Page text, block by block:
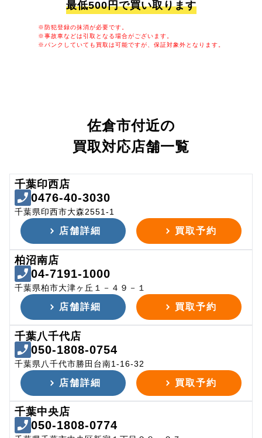
最低500円で買い取ります
※防犯登録の抹消が必要です。
※事故車などは引取となる場合がございます。
※パンクしていても買取は可能ですが、保証対象外となります。
佐倉市付近の
買取対応店舗一覧
千葉印西店
0476-40-3030
千葉県印西市大森2551-1
店舗詳細 買取予約
柏沼南店
04-7191-1000
千葉県柏市大津ヶ丘１－４９－１
店舗詳細 買取予約
千葉八千代店
050-1808-0754
千葉県八千代市勝田台南1-16-32
店舗詳細 買取予約
千葉中央店
050-1808-0774